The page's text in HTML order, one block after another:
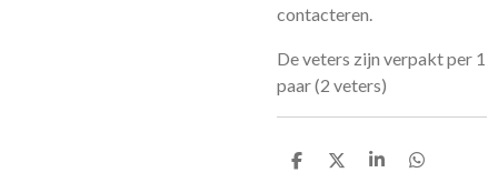
contacteren.
De veters zijn verpakt per 1
paar (2 veters)
D
D
S
D